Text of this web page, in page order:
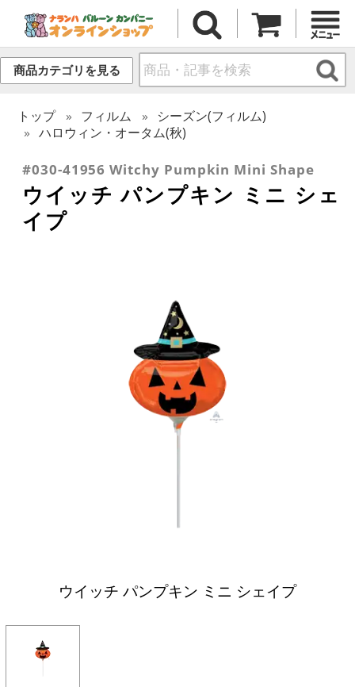
商品カテゴリを見る
トップ フィルム
シーズン(フィルム)
ハロウィン・オータム(秋)
#030-41956 Witchy Pumpkin Mini Shape
ウイッチ パンプキン ミニ シェ
イプ
ウイッチ パンプキン ミニ シェイプ